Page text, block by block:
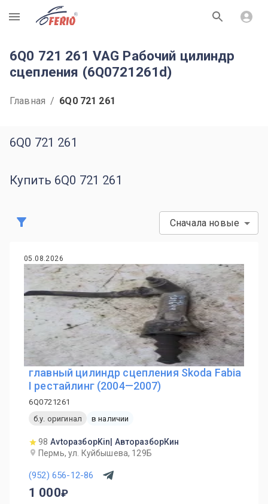
R
6Q0 721 261 VAG Рабочий цилиндр
сцепления (6Q0721261d)
Главная / 6Q0 721 261
6Q0 721 261
Купить 6Q0 721 261
Сначала новые
05.08.2026
главный цилиндр сцепления Skoda Fabia
I рестайлинг (2004—2007)
6Q0721261
б.у. оригинал
в наличии
98 AvtoразборKin| АвторазборКин
Пермь, ул. Куйбышева, 129Б
(952) 656-12-86
1 000